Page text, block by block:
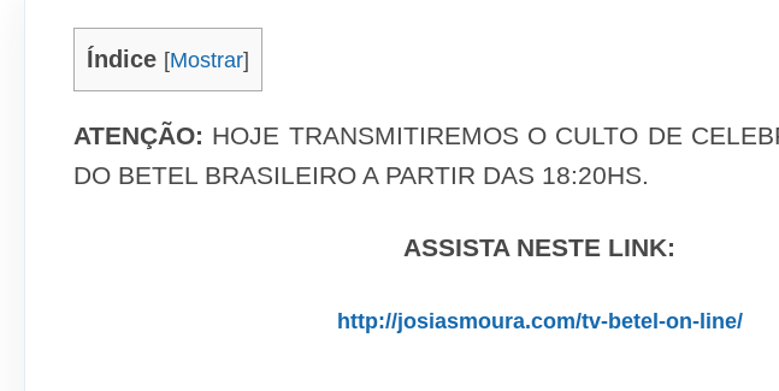
Índice [Mostrar]
ATENÇÃO: HOJE TRANSMITIREMOS O CULTO DE
DO BETEL BRASILEIRO A PARTIR DAS 18:20HS.
ASSISTA NESTE LINK:
http://josiasmoura.com/tv-betel-on-line/